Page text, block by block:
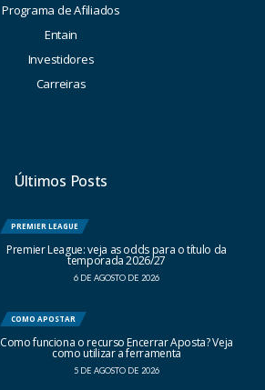
Programa de Afiliados
Entain
Investidores
Carreiras
Últimos Posts
PREMIER LEAGUE
Premier League: veja as odds para o título da
temporada 2026/27
6 DE AGOSTO DE 2026
COMO APOSTAR
Como funciona o recurso Encerrar Aposta? Veja
como utilizar a ferramenta
5 DE AGOSTO DE 2026